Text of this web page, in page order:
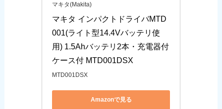
マキタ(Makita)
マキタ インパクトドライバMTD
001(ライト型14.4Vバッテリ使
用) 1.5Ahバッテリ2本・充電器付
ケース付 MTD001DSX
MTD001DSX
Amazonで見る